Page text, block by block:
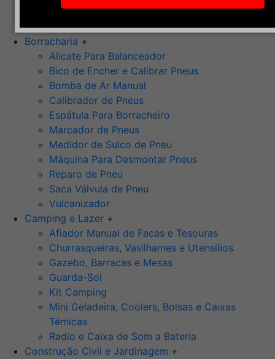
Ponta Montada (Oxido de Alumínio)
Rebolos
Borracharia +
Alicate Para Balanceador
Bico de Encher e Calibrar Pneus
Bomba de Ar Manual
Calibrador de Pneus
Espátula Para Borracheiro
Marcador de Pneus
Medidor de Sulco de Pneu
Máquina Para Desmontar Pneus
Reparo de Pneu
Saca Válvula de Pneu
Vulcanizador
Camping e Lazer +
Afiador Manual de Facas e Tesouras
Churrasqueiras, Vasilhames e Utensilios
Gazebo, Barracas e Mesas
Guarda-Sol
Kit Camping
Mini Geladeira, Coolers, Bolsas e Caixas
Témicas
Radio e Caixa de Som a Bateria
Construção Civil e Jardinagem +